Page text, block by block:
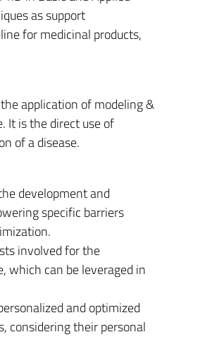
as support
for medicinal products,
application of modeling &
It is the direct use of
of a disease.
development and
specific barriers
involved for the
which can be leveraged in
and optimized
considering their personal